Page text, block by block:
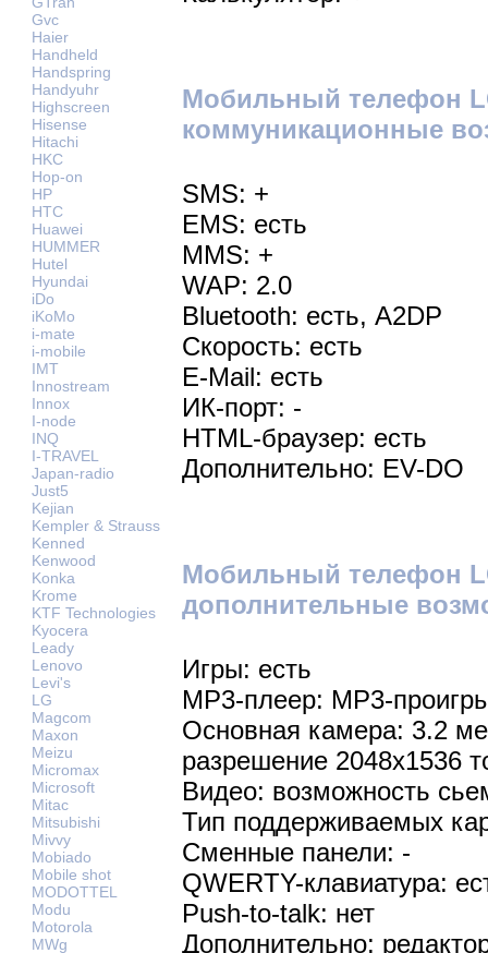
Gvc
Haier
Handheld
Handspring
Handyuhr
Highscreen
Hisense
Hitachi
HKC
Hop-on
HP
HTC
Huawei
HUMMER
Hutel
Hyundai
iDo
iKoMo
i-mate
i-mobile
IMT
Innostream
Innox
I-node
INQ
I-TRAVEL
Japan-radio
Just5
Kejian
Kempler & Strauss
Kenned
Kenwood
Konka
Krome
KTF Technologies
Kyocera
Leady
Lenovo
Levi's
LG
Magcom
Maxon
Meizu
Micromax
Microsoft
Mitac
Mitsubishi
Mivvy
Mobiado
Mobile shot
MODOTTEL
Modu
Motorola
MWg
Мобильный телефон
коммуникационные
SMS: +
EMS: есть
MMS: +
WAP: 2.0
Bluetooth: есть, A2DP
Скорость: есть
E-Mail: есть
ИК-порт: -
HTML-браузер: есть
Дополнительно: EV-DO
Мобильный телефон
дополнительные
Игры: есть
MP3-плеер: MP3-
Основная камера: 3.2
разрешение 2048х1536
Видео: возможность
Тип поддерживаемых
Сменные панели: -
QWERTY-клавиатура:
Push-to-talk: нет
Дополнительно: